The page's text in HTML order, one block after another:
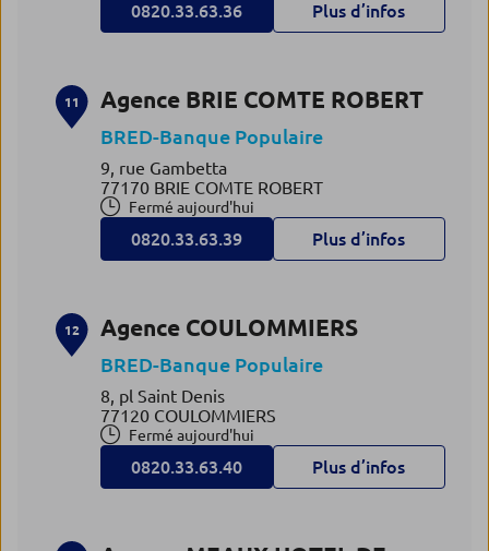
0820.33.63.36 Plus d’infos
11 Agence BRIE COMTE ROBERT
BRED-Banque Populaire
9, rue Gambetta
77170 BRIE COMTE ROBERT
Fermé aujourd'hui
0820.33.63.39 Plus d’infos
12 Agence COULOMMIERS
BRED-Banque Populaire
8, pl Saint Denis
77120 COULOMMIERS
Fermé aujourd'hui
0820.33.63.40 Plus d’infos